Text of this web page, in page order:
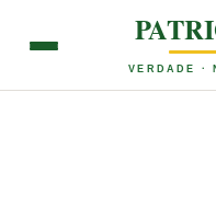
VERDADE ·